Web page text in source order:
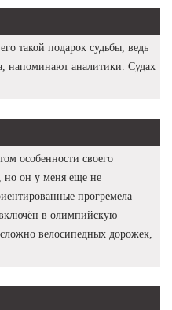
такой подарок судьбы, ведь
напоминают аналитики. Судах
особенности своего
но он у меня еще не
прогремела
включён в олимпийскую
велосипедных дорожек,